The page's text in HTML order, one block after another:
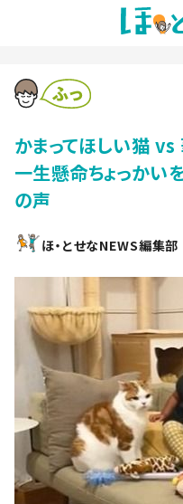
かまってほしい猫
一生懸命ちょっかい
の声
ほ・とせなNEWS編集部